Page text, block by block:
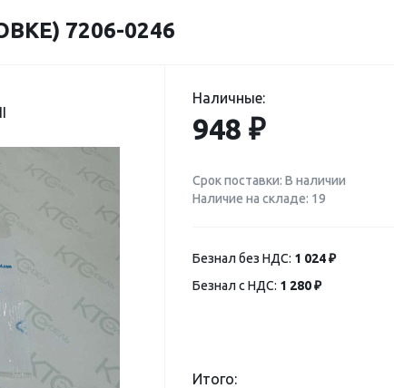
7206-0246
Наличные:
948 ₽
Срок поставки: В наличии
Наличие на складе: 19
Безнал без НДС: 1 024 ₽
Безнал с НДС: 1 280 ₽
Итого: